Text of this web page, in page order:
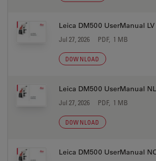
Leica DM500 UserManual LV
Jul 27, 2026 PDF, 1 MB
DOWNLOAD
Leica DM500 UserManual NL
Jul 27, 2026 PDF, 1 MB
DOWNLOAD
Leica DM500 UserManual